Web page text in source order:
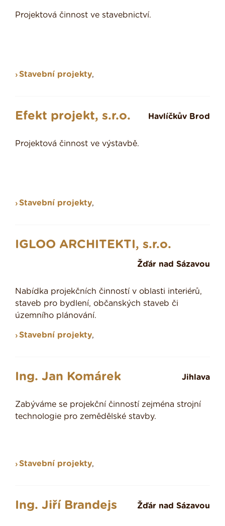
Projektová činnost ve stavebnictví.
Stavební projekty,
Efekt projekt, s.r.o. Havlíčkův Brod
Projektová činnost ve výstavbě.
Stavební projekty,
IGLOO ARCHITEKTI, s.r.o.
Žďár nad Sázavou
Nabídka projekčních činností v oblasti interiérů,
staveb pro bydlení, občanských staveb či
územního plánování.
Stavební projekty,
Ing. Jan Komárek Jihlava
Zabýváme se projekční činností zejména strojní
technologie pro zemědělské stavby.
Stavební projekty,
Ing. Jiří Brandejs Žďár nad Sázavou